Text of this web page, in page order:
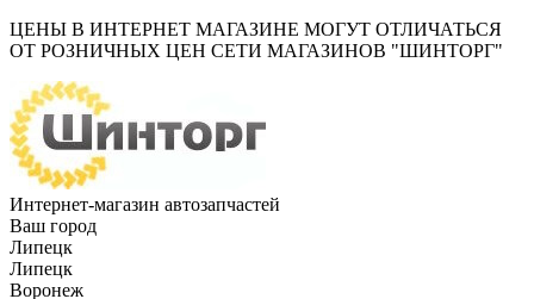
ЦЕНЫ В ИНТЕРНЕТ МАГАЗИНЕ МОГУТ ОТЛИЧАТЬСЯ
ОТ РОЗНИЧНЫХ ЦЕН СЕТИ МАГАЗИНОВ "ШИНТОРГ"
Интернет-магазин автозапчастей
Ваш город
Липецк
Липецк
Воронеж